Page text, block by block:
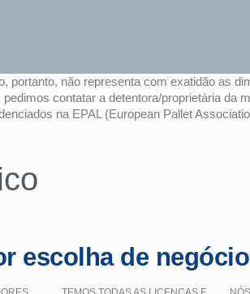
portanto, não representa com exatidão as
contatar a detentora/proprietária da
na EPAL (European Pallet
escolha de